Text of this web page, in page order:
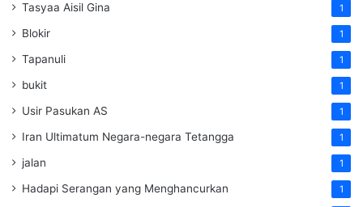
Tasyaa Aisil Gina 1
Blokir 1
Tapanuli 1
bukit 1
Usir Pasukan AS 1
Iran Ultimatum Negara-negara Tetangga 1
jalan 1
Hadapi Serangan yang Menghancurkan 1